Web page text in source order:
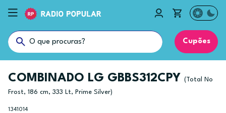
Cupões
COMBINADO LG GBBS312CPY
(Total No
Frost, 186 cm, 333 Lt, Prime Silver)
1341014